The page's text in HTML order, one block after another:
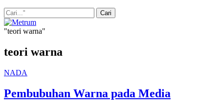
"teori warna"
teori warna
NADA
Pembubuhan Warna pada Media